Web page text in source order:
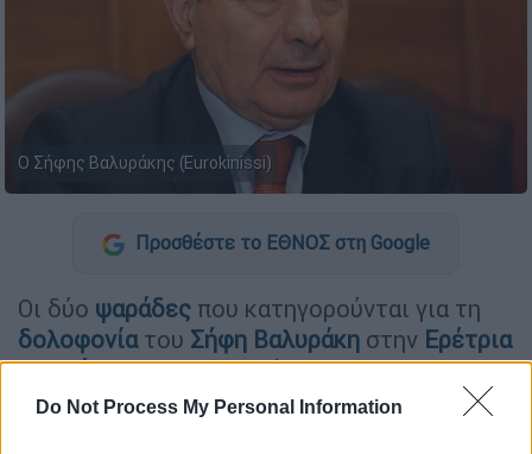
Do Not Process My Personal Information
Ο Σήφης Βαλυράκης (Eurokinissi)
Προσθέστε το ΕΘΝΟΣ στη Google
Οι δύο ψαράδες που κατηγορούνται για τη
δολοφονία του Σήφη Βαλυράκη στην Ερέτρια
τηςΕύβοιας,τον Ιανουάριο του 2021,
οδηγούνταιοριστικά και αμετάκλητα σε δίκη